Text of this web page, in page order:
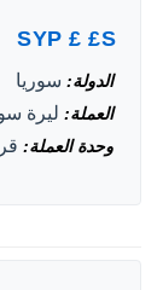
SYP £ £S
الدولة سوريا
العملة ليرة
وحدة العملة